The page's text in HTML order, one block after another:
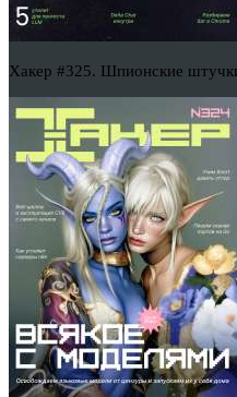
Хакер #325. Шпионские